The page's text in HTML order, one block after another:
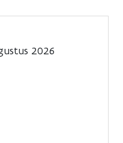
2026